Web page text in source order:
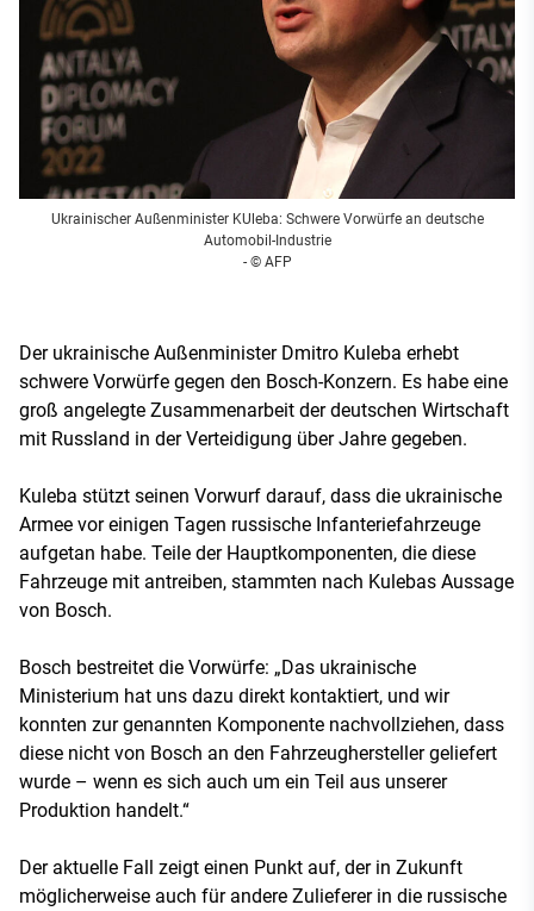
Ukrainischer Außenminister KUleba: Schwere Vorwürfe an deutsche
Automobil-Industrie
- © AFP
Der ukrainische Außenminister Dmitro Kuleba erhebt
schwere Vorwürfe gegen den Bosch-Konzern. Es habe eine
groß angelegte Zusammenarbeit der deutschen Wirtschaft
mit Russland in der Verteidigung über Jahre gegeben.
Kuleba stützt seinen Vorwurf darauf, dass die ukrainische
Armee vor einigen Tagen russische Infanteriefahrzeuge
aufgetan habe. Teile der Hauptkomponenten, die diese
Fahrzeuge mit antreiben, stammten nach Kulebas Aussage
von Bosch.
Bosch bestreitet die Vorwürfe: „Das ukrainische
Ministerium hat uns dazu direkt kontaktiert, und wir
konnten zur genannten Komponente nachvollziehen, dass
diese nicht von Bosch an den Fahrzeughersteller geliefert
wurde – wenn es sich auch um ein Teil aus unserer
Produktion handelt.“
Der aktuelle Fall zeigt einen Punkt auf, der in Zukunft
möglicherweise auch für andere Zulieferer in die russische